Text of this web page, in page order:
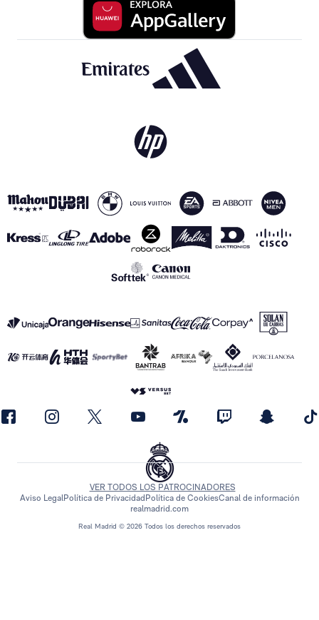
Real Madrid © 2026 Todos los derechos reservados
VER TODOS LOS PATROCINADORES
Aviso LegalPolítica de Privacidad Política de CookiesCanal de información
realmadrid.com